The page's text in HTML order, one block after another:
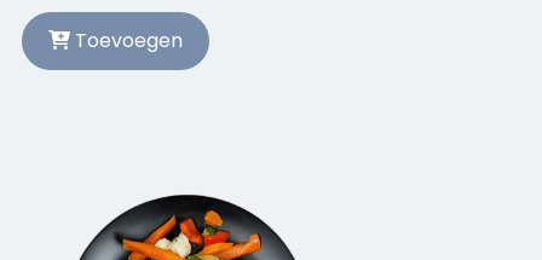
Toevoegen